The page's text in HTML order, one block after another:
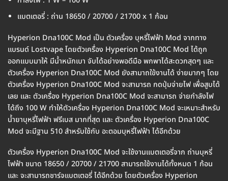
แบตเตอรี่ : ถ่าน 18650 / 20700 / 21700 x 1 ก้อน
Hyperion Dna100C Mod เป็น ตัวเครื่อง บุหรี่ไฟฟ้า Mod จากทาง
แบรนด์ Lostvape โดยตัวเครื่อง Hyperion Dna100C Mod ได้ถูก
ออกแบบมาให้ มีน้ำหนักเบา จับได้อย่างพอดีมือ พกพาได้สะดวกสุดๆ และ
ตัวเครื่อง Hyperion Dna100C Mod ยังสามาถใข้งานได้ ง่ายมากๆ โดย
ตัวเครื่อง Hyperion Dna100C Mod จะสามารถ กดปุ่มจ่ายไฟ เพื่อสูบได้
เลย และ ตัวเครื่อง Hyperion Dna100C Mod จะสามารถ จ่ายกำลังไฟ
ได้ถึง 100 W ทำให้ตัวเครื่อง Hyperion Dna100C Mod จะเหมาะสำหรับ
น้ำยาบุหรี่ไฟฟ้า ฟรีเบส มากที่สุด และ ตัวเครื่อง Hyperion Dna100C
Mod จะมีฐาน 510 สำหรับใช้กับ อะตอมบุหรี่ไฟฟ้า ได้อีกด้วย
ตัวเครื่อง Hyperion Dna100C Mod จะใช้งานแบตเตอรี่จาก ถ่านบุหรี่
ไฟฟ้า ขนาด 18650 / 20700 / 21700 สามารถใช้งานได้ทั้งหมด 1 ก้อน
และ จะสามารถชาร์จแบตเตอรี่ ได้อีกด้วย โดยตัวเครื่อง Hyperion